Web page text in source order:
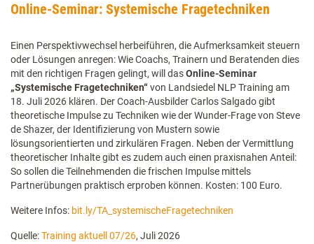
Online-Seminar: Systemische Fragetechniken
Einen Perspektivwechsel herbeiführen, die Aufmerksamkeit steuern
oder Lösungen anregen: Wie Coachs, Trainern und Beratenden dies
mit den richtigen Fragen gelingt, will dasOnline-Seminar
„Systemische Fragetechniken“ von Landsiedel NLP Training am
18. Juli 2026 klären. Der Coach-Ausbilder Carlos Salgado gibt
theoretische Impulse zu Techniken wie der Wunder-Frage von Steve
de Shazer, der Identifizierung von Mustern sowie
lösungsorientierten und zirkulären Fragen. Neben der Vermittlung
theoretischer Inhalte gibt es zudem auch einen praxisnahen Anteil:
So sollen die Teilnehmenden die frischen Impulse mittels
Partnerübungen praktisch erproben können. Kosten: 100 Euro.
Weitere Infos: bit.ly/TA_systemischeFragetechniken
Quelle:Training aktuell 07/26, Juli 2026